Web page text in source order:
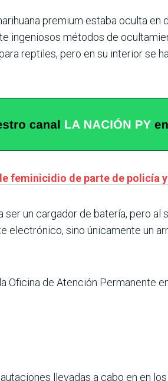
premium estaba oculta
ingeniosos métodos de
reptiles, pero en su interior se
feminicidio de parte de policía
ser un cargador de batería, pero
electrónico, sino únicamente un
Oficina de Atención Permanente
llevadas a cabo en en